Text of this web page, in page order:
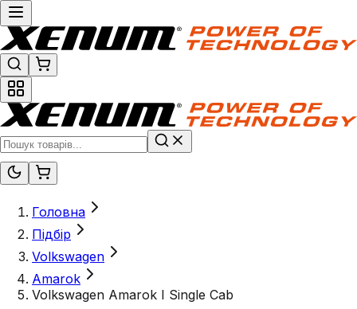
Головна
Підбір
Volkswagen
Amarok
Volkswagen Amarok I Single Cab